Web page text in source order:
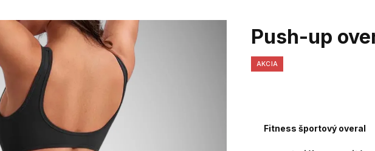
Push-up
AKCIA
Fitness športový overal